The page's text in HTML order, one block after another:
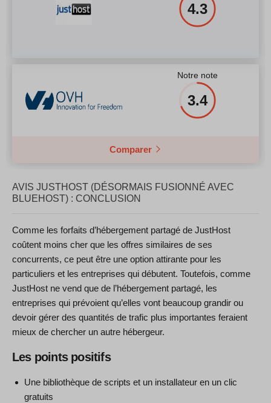
4.3
Notre note
3.4
Comparer
AVIS JUSTHOST (DÉSORMAIS FUSIONNÉ AVEC
BLUEHOST) : CONCLUSION
Comme les forfaits d’hébergement partagé de JustHost
coûtent moins cher que les offres similaires de ses
concurrents, ce peut être une option attirante pour les
particuliers et les entreprises qui débutent. Toutefois, comme
JustHost ne vend que de l’hébergement partagé, les
entreprises qui prévoient qu’elles vont beaucoup grandir ou
devoir gérer des quantités de trafic plus importantes feraient
mieux de chercher un autre hébergeur.
Les points positifs
Une bibliothèque de scripts et un installateur en un clic
gratuits